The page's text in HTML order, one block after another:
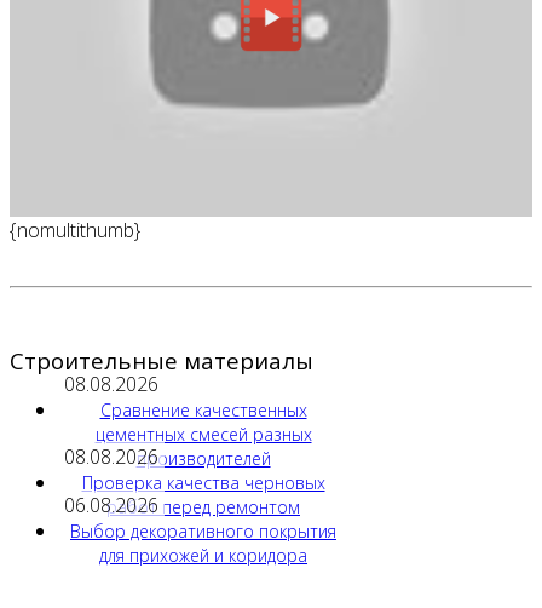
{nomultithumb}
Строительные материалы
08.08.2026
Сравнение качественных
цементных смесей разных
производителей
08.08.2026
Проверка качества черновых
работ перед ремонтом
06.08.2026
Выбор декоративного покрытия
для прихожей и коридора